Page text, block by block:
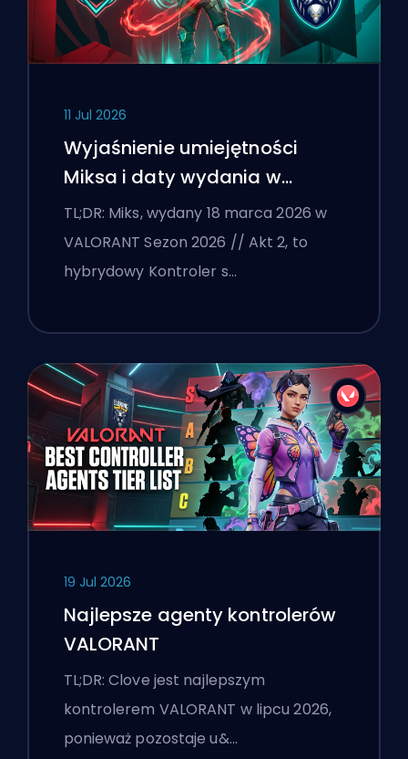
11 Jul 2026
Wyjaśnienie umiejętności
Miksa i daty wydania w
VALORANT
TL;DR: Miks, wydany 18 marca 2026 w
VALORANT Sezon 2026 // Akt 2, to
hybrydowy Kontroler s…
19 Jul 2026
Najlepsze agenty kontrolerów
VALORANT
TL;DR: Clove jest najlepszym
kontrolerem VALORANT w lipcu 2026,
ponieważ pozostaje u&…